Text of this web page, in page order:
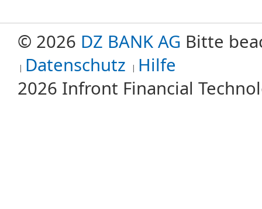
© 2026 DZ BANK AG Bitte
Datenschutz Hilfe
2026 Infront Financial